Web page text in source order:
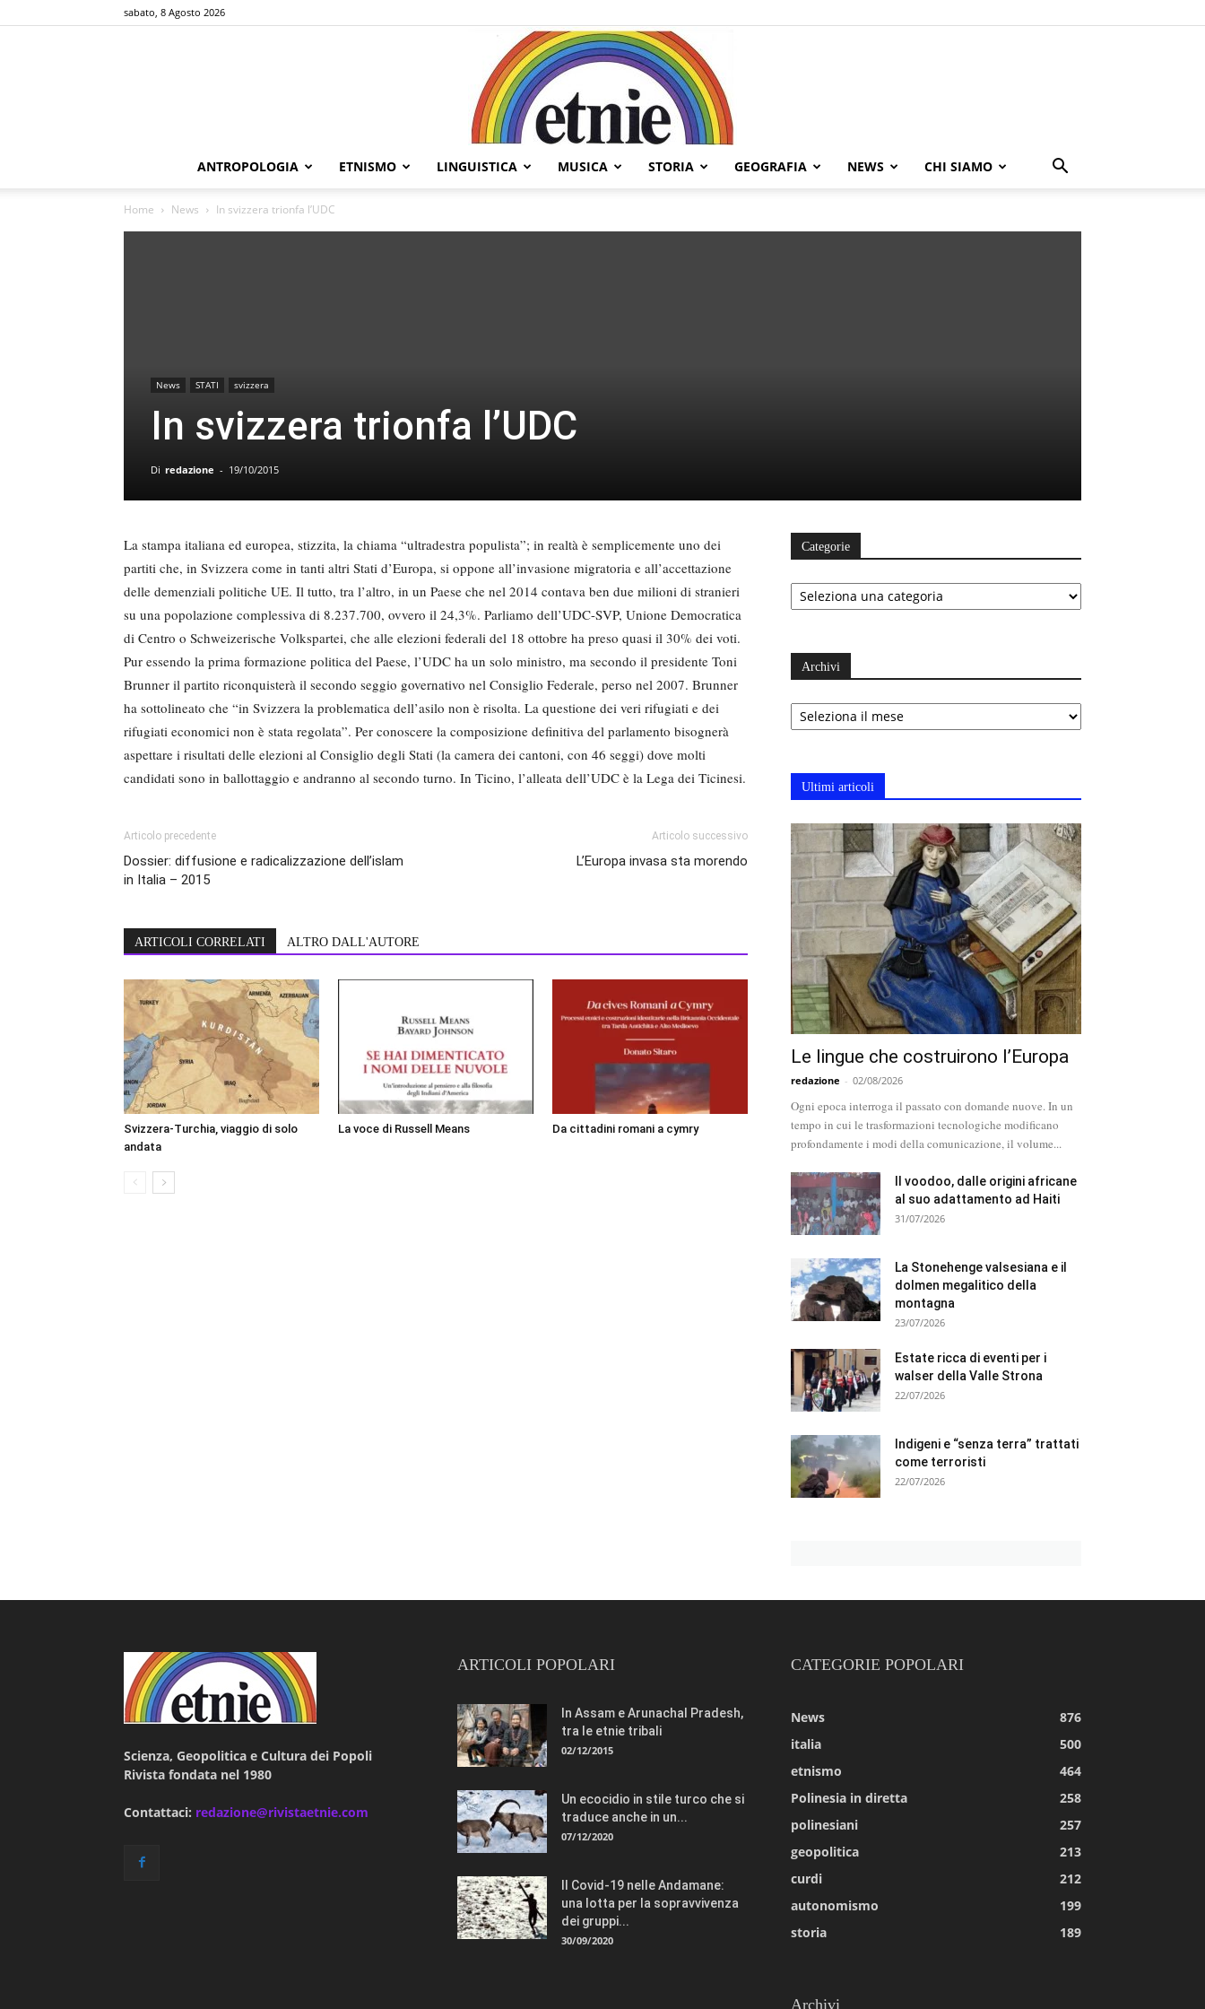
sabato, 8 Agosto 2026
ANTROPOLOGIA ETNISMO LINGUISTICA MUSICA STORIA GEOGRAFIA NEWS CHI SIAMO
Home News In svizzera trionfa l’UDC
News STATI svizzera
In svizzera trionfa l’UDC
Di redazione - 19/10/2015
La stampa italiana ed europea, stizzita, la chiama “ultradestra populista”; in realtà è semplicemente uno dei
partiti che, in Svizzera come in tanti altri Stati d’Europa, si oppone all’invasione migratoria e all’accettazione
delle demenziali politiche UE. Il tutto, tra l’altro, in un Paese che nel 2014 contava ben due milioni di stranieri
su una popolazione complessiva di 8.237.700, ovvero il 24,3%. Parliamo dell’UDC-SVP, Unione Democratica
di Centro o Schweizerische Volkspartei, che alle elezioni federali del 18 ottobre ha preso quasi il 30% dei voti.
Pur essendo la prima formazione politica del Paese, l’UDC ha un solo ministro, ma secondo il presidente Toni
Brunner il partito riconquisterà il secondo seggio governativo nel Consiglio Federale, perso nel 2007. Brunner
ha sottolineato che “in Svizzera la problematica dell’asilo non è risolta. La questione dei veri rifugiati e dei
rifugiati economici non è stata regolata”. Per conoscere la composizione definitiva del parlamento bisognerà
aspettare i risultati delle elezioni al Consiglio degli Stati (la camera dei cantoni, con 46 seggi) dove molti
candidati sono in ballottaggio e andranno al secondo turno. In Ticino, l’alleata dell’UDC è la Lega dei Ticinesi.
Articolo precedente
Dossier: diffusione e radicalizzazione dell’islam
in Italia – 2015
Articolo successivo
L’Europa invasa sta morendo
ARTICOLI CORRELATI ALTRO DALL'AUTORE
Svizzera-Turchia, viaggio di solo
andata
La voce di Russell Means Da cittadini romani a cymry
Categorie
Categorie
Archivi
Archivi
Ultimi articoli
Le lingue che costruirono l’Europa
redazione - 02/08/2026
Ogni epoca interroga il passato con domande nuove. In un
tempo in cui le trasformazioni tecnologiche modificano
profondamente i modi della comunicazione, il volume...
Il voodoo, dalle origini africane
al suo adattamento ad Haiti
31/07/2026
La Stonehenge valsesiana e il
dolmen megalitico della
montagna
23/07/2026
Estate ricca di eventi per i
walser della Valle Strona
22/07/2026
Indigeni e “senza terra” trattati
come terroristi
22/07/2026
Scienza, Geopolitica e Cultura dei Popoli
Rivista fondata nel 1980
Contattaci: redazione@rivistaetnie.com
ARTICOLI POPOLARI
In Assam e Arunachal Pradesh,
tra le etnie tribali
02/12/2015
Un ecocidio in stile turco che si
traduce anche in un...
07/12/2020
Il Covid-19 nelle Andamane:
una lotta per la sopravvivenza
dei gruppi...
30/09/2020
CATEGORIE POPOLARI
News
876
italia
500
etnismo
464
Polinesia in diretta
258
polinesiani
257
geopolitica
213
curdi
212
autonomismo
199
storia
189
Archivi